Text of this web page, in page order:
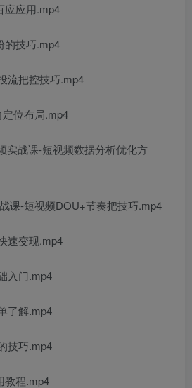
应应用.mp4
的技巧.mp4
流把控技巧.mp4
位布局.mp4
实战课-短视频数据分析优化方
课-短视频DOU+节奏把技巧.mp4
速变现.mp4
入门.mp4
了解.mp4
技巧.mp4
教程.mp4